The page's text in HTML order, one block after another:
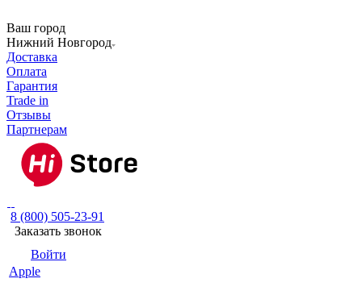
Ваш город
Нижний Новгород
Доставка
Оплата
Гарантия
Trade in
Отзывы
Партнерам
8 (800) 505-23-91
Заказать звонок
Войти
Apple